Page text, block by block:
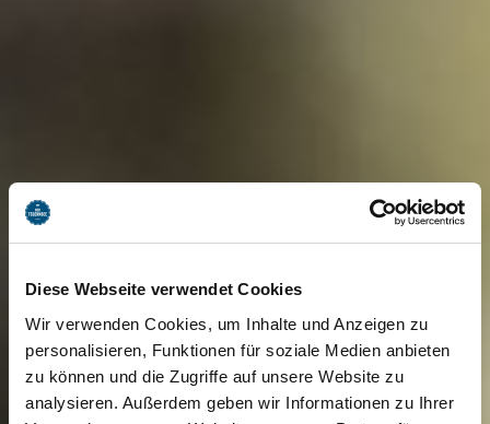
Diese Webseite verwendet Cookies
Wir verwenden Cookies, um Inhalte und Anzeigen zu
personalisieren, Funktionen für soziale Medien anbieten
zu können und die Zugriffe auf unsere Website zu
analysieren. Außerdem geben wir Informationen zu Ihrer